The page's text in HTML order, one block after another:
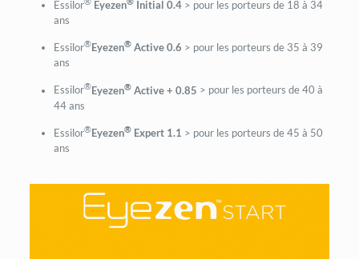
Essilor Eyezen Initial 0.4> pour les porteurs de 18 à 34
ans
Essilor®Eyezen®Active 0.6 > pour les porteurs de 35 à 39
ans
Essilor®Eyezen®Active + 0.85 > pour les porteurs de 40 à
44 ans
Essilor®Eyezen®Expert 1.1 > pour les porteurs de 45 à 50
ans